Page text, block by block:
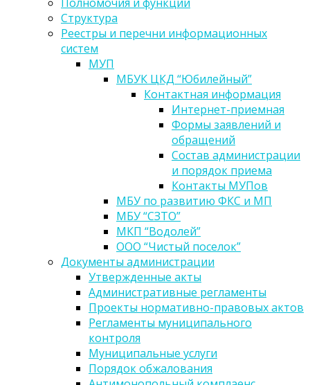
Структура
Реестры и перечни информационных
систем
МУП
МБУК ЦКД “Юбилейный”
Контактная информация
Интернет-приемная
Формы заявлений и
обращений
Состав администрации
и порядок приема
Контакты МУПов
МБУ по развитию ФКС и МП
МБУ “СЗТО”
МКП “Водолей”
ООО “Чистый поселок”
Документы администрации
Утвержденные акты
Административные регламенты
Проекты нормативно-правовых актов
Регламенты муниципального
контроля
Муниципальные услуги
Порядок обжалования